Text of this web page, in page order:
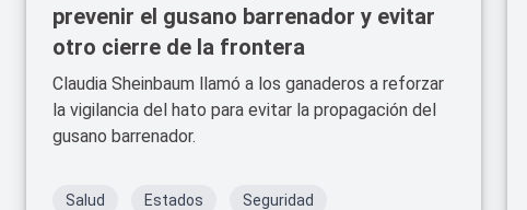
prevenir el gusano barrenador y evitar
otro cierre de la frontera
Claudia Sheinbaum llamó a los ganaderos a reforzar
la vigilancia del hato para evitar la propagación del
gusano barrenador.
Salud Estados
Seguridad